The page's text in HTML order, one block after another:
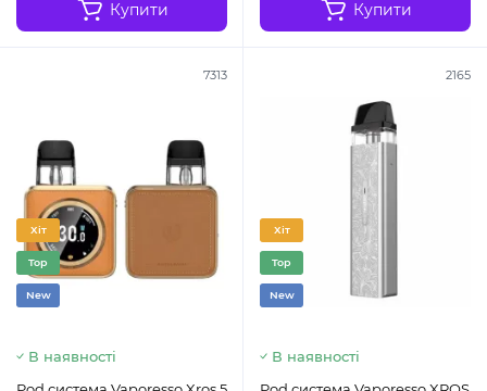
Купити Купити
7313
Хіт
Top
New
В наявності
2165
Хіт
Top
New
В наявності